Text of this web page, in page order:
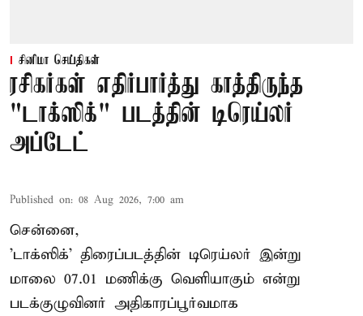
சினிமா செய்திகள்
ரசிகர்கள் எதிர்பார்த்து காத்திருந்த
"டாக்ஸிக்" படத்தின் டிரெய்லர்
அப்டேட்
Published on: 08 Aug 2026, 7:00 am
சென்னை,
'டாக்ஸிக்' திரைப்படத்தின் டிரெய்லர் இன்று
மாலை 07.01 மணிக்கு வெளியாகும் என்று
படக்குழுவினர் அதிகாரப்பூர்வமாக